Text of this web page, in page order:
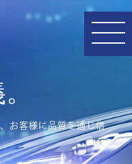
お客様に品質を通じ信